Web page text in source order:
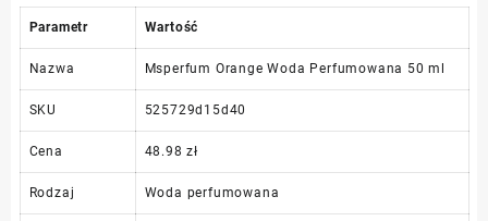
Parametr Wartość
Nazwa Msperfum Orange Woda Perfumowana 50 ml
SKU 525729d15d40
Cena 48.98 zł
Rodzaj Woda perfumowana